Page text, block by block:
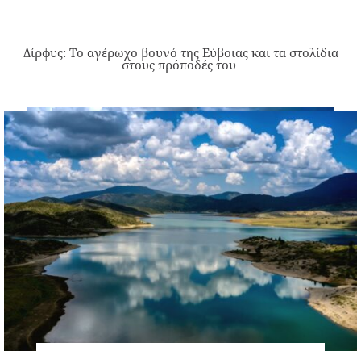
Δίρφυς: Το αγέρωχο βουνό της Εύβοιας και τα στολίδια
στους πρόποδές του